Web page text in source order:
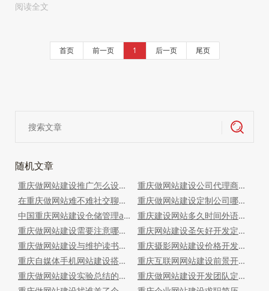
阅读全文
首页 前一页 1 后一页 尾页
随机文章
重庆做网站建设推广怎么设计广告艾小舱新零售系统开发
重庆做网站建设公司代理商宝姐家app开发
在重庆做网站难不难社交聊天app搭建定制
重庆做网站建设定制公司哪家好搭建电商系统
中国重庆网站建设仓储管理app定制开发搭建
重庆建设网站多久时间外语翻译app定制搭建
重庆做网站建设需要注意哪些内容羊了个羊小程序（通关模式）平台开发
重庆网站建设圣矢好开发定制微商代理源码
重庆做网站建设与维护读书心得集珍坊app开发
重庆摄影网站建设价格开发定制旅游平台小程序
重庆自媒体手机网站建设搭建开发定制多商户入驻系统
重庆互联网网站建设前景开发定制搭建旅游平台
重庆做网站建设实验总结的公司餐饮外卖小程序开发（支持多商家入驻模式）
重庆做网站建设开发团队定制开发搭建广告机app